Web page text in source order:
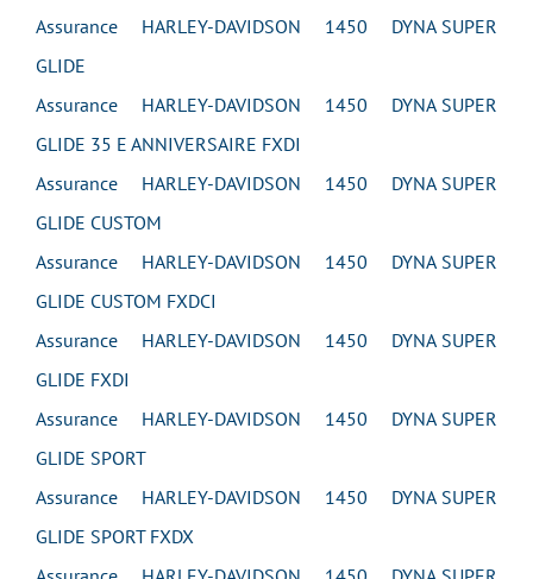
Assurance HARLEY-DAVIDSON 1450 DYNA SUPER
GLIDE
Assurance HARLEY-DAVIDSON 1450 DYNA SUPER
GLIDE 35 E ANNIVERSAIRE FXDI
Assurance HARLEY-DAVIDSON 1450 DYNA SUPER
GLIDE CUSTOM
Assurance HARLEY-DAVIDSON 1450 DYNA SUPER
GLIDE CUSTOM FXDCI
Assurance HARLEY-DAVIDSON 1450 DYNA SUPER
GLIDE FXDI
Assurance HARLEY-DAVIDSON 1450 DYNA SUPER
GLIDE SPORT
Assurance HARLEY-DAVIDSON 1450 DYNA SUPER
GLIDE SPORT FXDX